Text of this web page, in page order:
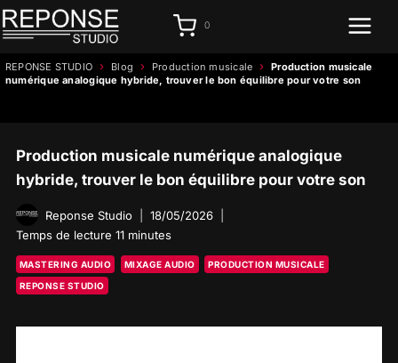
Aller
au
0
REPONSE STUDIO › Blog › Production musicale ›
Production musicale
numérique analogique hybride, trouver le bon équilibre pour votre son
Production musicale numérique analogique
hybride, trouver le bon équilibre pour votre son
Reponse Studio
18/05/2026
Temps de lecture 11 minutes
MASTERING AUDIO MIXAGE AUDIO
PRODUCTION MUSICALE
REPONSE STUDIO